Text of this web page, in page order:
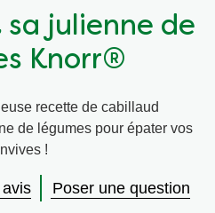
julienne de
Knorr®
recette de cabillaud
de légumes pour épater vos
!
Poser une question